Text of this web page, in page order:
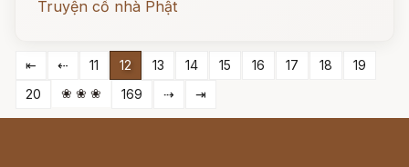
Truyện cổ nhà Phật
⇤ ⇠ 11 12 13 14 15 16 17 18
19
20
❀ ❀ ❀ 169 ⇢ ⇥